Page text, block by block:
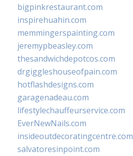
bigpinkrestaurant.com
inspirehuahin.com
memmingerspainting.com
jeremypbeasley.com
thesandwichdepotcos.com
drgiggleshouseofpain.com
hotflashdesigns.com
garagenadeau.com
lifestylechauffeurservice.com
EverNewNails.com
insideoutdecoratingcentre.com
salvatoresinpoint.com